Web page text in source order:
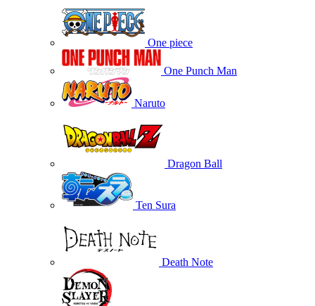
One piece
One Punch Man
Naruto
Dragon Ball
Ten Sura
Death Note